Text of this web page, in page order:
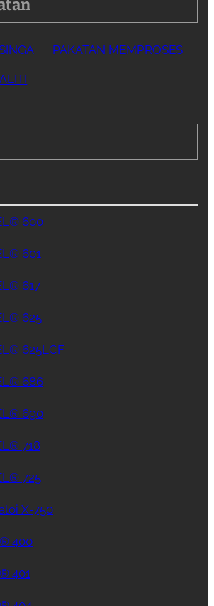
PAKATAN MEMPROSES
600
601
617
625
625LCF
686
690
718
725
X-750
400
401